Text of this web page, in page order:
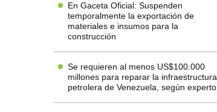
En Gaceta Oficial: Suspenden
temporalmente la exportación de
materiales e insumos para la
construcción
Se requieren al menos US$100.000
millones para reparar la infraestructura
petrolera de Venezuela, según experto